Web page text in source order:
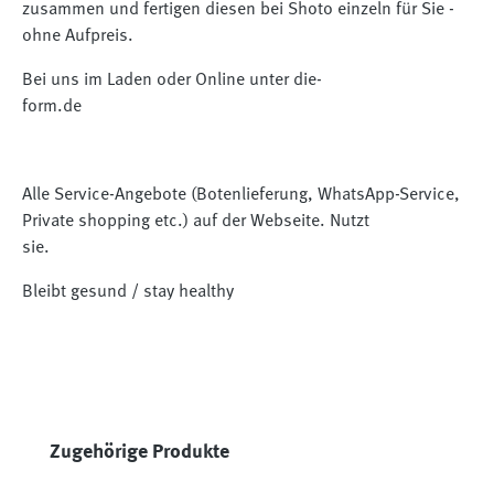
zusammen und fertigen diesen bei Shoto einzeln für Sie -
ohne Aufpreis. ⠀⠀⠀⠀⠀⠀⠀⠀⠀
Bei uns im Laden oder Online unter die-
form.de⠀⠀⠀⠀⠀⠀⠀⠀⠀
Alle Service-Angebote (Botenlieferung, WhatsApp-Service,
Private shopping etc.) auf der Webseite. Nutzt
sie.⠀⠀⠀⠀⠀⠀⠀⠀⠀
Bleibt gesund / stay healthy⠀⠀⠀⠀⠀⠀⠀⠀⠀
Produktgalerie überspringen
Zugehörige Produkte